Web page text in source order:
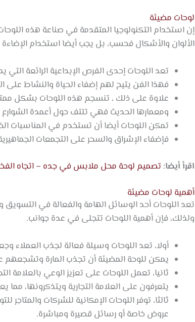
لوحات مضيئة
إن استخدام التكنولوجيا المتقدمة في صناعة هذه
الألوان والأشكال فحسب، بل يجب أيضا استخدام الإضاءة
تعد اللوحات إحدى الفرص الإبداعية الرائعة
فهذا الفن يتيح لهم إضفاء الحياة والنشاط على
علاوة على ذلك ، تنسجم هذه اللوحات بشكل
ومعمارها الحديث فهي تلتف حول أعمدة
تمكن اللوحات أيضا أن تستخدم في المناسبات
فإضفاء الإشراق والسحر على التجمعات
اقرأ أيضا: تصميم لوحة محل ملابس في جده – اتجاه
أهمية لوحات مضيئة
تعد اللوحات أحد الوسائل الهامة والفعالة في التسويق
ولذلك، فإن أهمية اللوحات تتجلى في عدة جوانب.
أولا، تعد اللوحات وسيلة فعالة لجذب العملاء
يمكن للوحة المضيئة أن تجذب المارة وتشجعهم
ثانيا، تعمل اللوحات على تعزيز الوعي بالعلامة
يتعرفون على العلامة التجارية ويتذكرونها، مما
ثالثا، توفر اللوحات الإمكانية للشركات
عروض خاصة أو رسائل قصيرة ومباشرة.